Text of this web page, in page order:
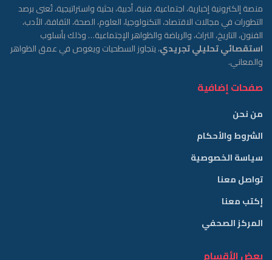
منصة إلكترونية إخبارية، اجتماعية، فنية، أدبية، بحثية واستراتيجية، تُعنى برصد
التطورات في مجالات الاقتصاد، التكنولوجيا، العلوم، الصحة، الثقافة، الأدب،
الفنون، التاريخ، التراث، والرياضة والظواهر الإجتماعية… وذلك بأسلوب
استقصائي تحليلي تجريدي، يتجاوز السطحيات ويغوص في عمق الظواهر
والمعاني.
صفحات إضافية
من نحن
الشروط والأحكام
سياسة الخصوصية
تواصل معنا
إكتب معنا
المركز الصحفي
بعض الأقسام